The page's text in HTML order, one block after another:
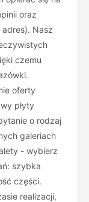
oraz
Nasz
czemu
oferty
płyty
o rodzaj
galeriach
- wybierz
szybka
części.
realizacji,